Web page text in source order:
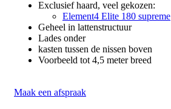
Exclusief haard, veel gekozen:
Element4 Elite 180 supreme
Geheel in lattenstructuur
Lades onder
kasten tussen de nissen boven
Voorbeeld tot 4,5 meter breed
Maak een afspraak